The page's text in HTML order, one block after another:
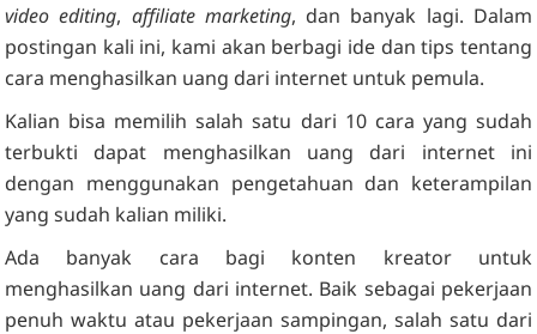
video editing, affiliate marketing, dan banyak lagi. Dalam
postingan kali ini, kami akan berbagi ide dan tips tentang
cara menghasilkan uang dari internet untuk pemula.
Kalian bisa memilih salah satu dari 10 cara yang sudah
terbukti dapat menghasilkan uang dari internet ini
dengan menggunakan pengetahuan dan keterampilan
yang sudah kalian miliki.
Ada banyak cara bagi konten kreator untuk
menghasilkan uang dari internet. Baik sebagai pekerjaan
penuh waktu atau pekerjaan sampingan, salah satu dari